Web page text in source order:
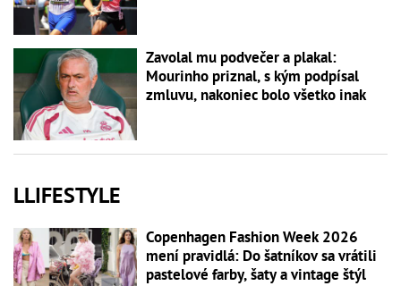
Zavolal mu podvečer a plakal:
Mourinho priznal, s kým podpísal
zmluvu, nakoniec bolo všetko inak
LLIFESTYLE
Copenhagen Fashion Week 2026
mení pravidlá: Do šatníkov sa vrátili
pastelové farby, šaty a vintage štýl